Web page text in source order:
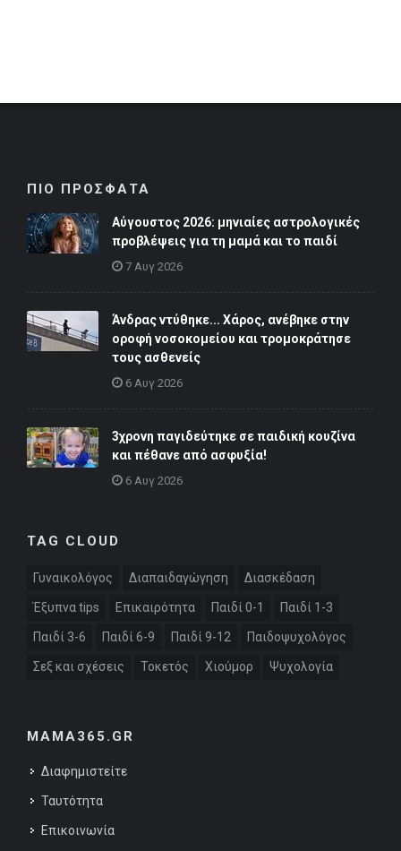
ΠΙΟ ΠΡΟΣΦΑΤΑ
Αύγουστος 2026: μηνιαίες αστρολογικές
προβλέψεις για τη μαμά και το παιδί
7 Αυγ 2026
Άνδρας ντύθηκε... Χάρος, ανέβηκε στην
οροφή νοσοκομείου και τρομοκράτησε
τους ασθενείς
6 Αυγ 2026
3χρονη παγιδεύτηκε σε παιδική κουζίνα
και πέθανε από ασφυξία!
6 Αυγ 2026
TAG CLOUD
Γυναικολόγος Διαπαιδαγώγηση Διασκέδαση
Έξυπνα tips Επικαιρότητα Παιδί 0-1 Παιδί 1-3
Παιδί 3-6 Παιδί 6-9 Παιδί 9-12 Παιδοψυχολόγος
Σεξ και σχέσεις Τοκετός Χιούμορ Ψυχολογία
MAMA365.GR
Διαφημιστείτε
Ταυτότητα
Επικοινωνία